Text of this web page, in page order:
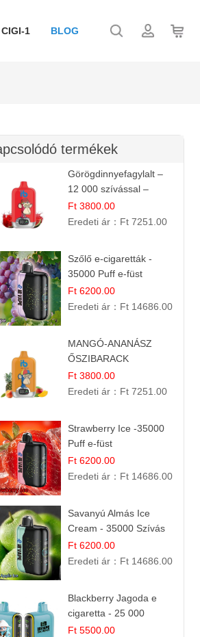
1 BLOG
termékek
Görögdinnyefagylalt –
12 000 szívással –
eldobható elektromos
cigi
Ft 3800.00
Eredeti ár： Ft 7251.00
Szőlő e-cigaretták -
35000 Puff e-füst
Ft 6200.00
Eredeti ár： Ft 14686.00
MANGÓ-ANANÁSZ
ŐSZIBARACK
elektromos cigi – 12
000 befújás
Ft 3800.00
Eredeti ár： Ft 7251.00
Strawberry Ice -35000
Puff e-füst
Ft 6200.00
Eredeti ár： Ft 14686.00
Savanyú Almás Ice
Cream - 35000 Szívás
elektromos cigi
Ft 6200.00
Eredeti ár： Ft 14686.00
Blackberry Jagoda e
cigaretta - 25 000
szívás
Ft 5500.00